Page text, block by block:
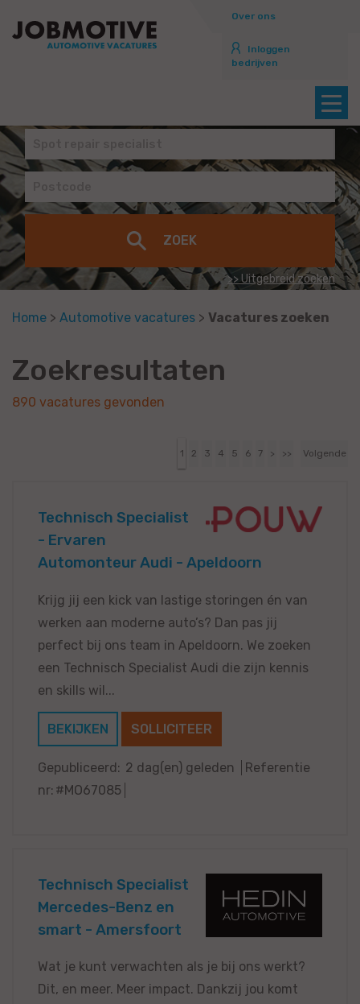
Over ons
Inloggen
bedrijven
>> Uitgebreid zoeken
Home > Automotive vacatures > Vacatures zoeken
Zoekresultaten
890 vacatures gevonden
1 2 3 4 5 6 7 > >> Volgende
Technisch Specialist
- Ervaren
Automonteur Audi - Apeldoorn
Krijg jij een kick van lastige storingen én van
werken aan moderne auto’s? Dan pas jij
perfect bij ons team in Apeldoorn. We zoeken
een Technisch Specialist Audi die zijn kennis
en skills wil...
BEKIJKEN SOLLICITEER
Gepubliceerd: 2 dag(en) geleden
Referentie
nr: #MO67085
Technisch Specialist
Mercedes-Benz en
smart - Amersfoort
Wat je kunt verwachten als je bij ons werkt?
Dit, en meer. Meer impact. Dankzij jou komt